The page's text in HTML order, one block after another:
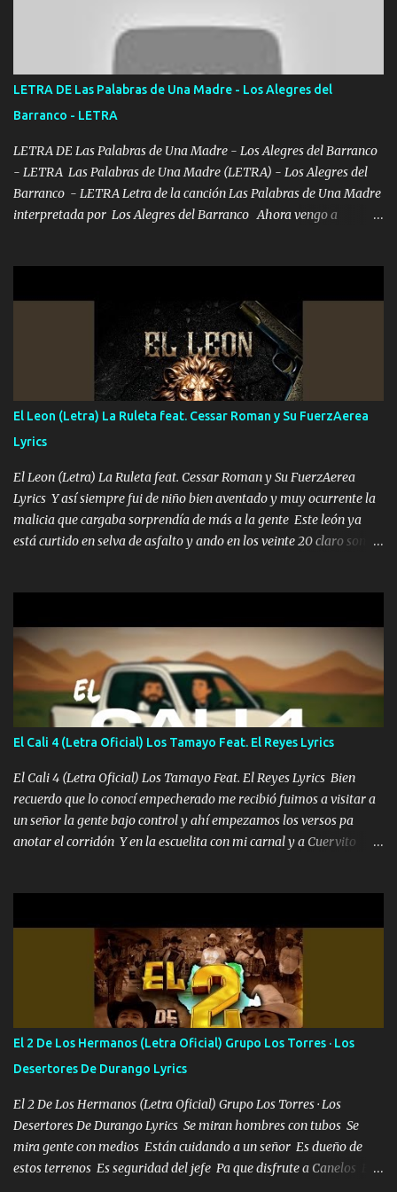
me fajó una Glock siempre armado todas las generaciones yo
traigo El chiste es que hago lo que quiero pues así soy me mandó
yo tengo el control a todos yo les paro el dedo soy hocicon un
malcriado un malandrón Que Les importa no saben nada falsas
las risas las que me miran hay gente corriente no quieren ve...
LETRA DE Las Palabras de Una Madre - Los Alegres del
Barranco - LETRA
LETRA DE Las Palabras de Una Madre - Los Alegres del Barranco
- LETRA Las Palabras de Una Madre (LETRA) - Los Alegres del
Barranco - LETRA Letra de la canción Las Palabras de Una Madre
interpretada por Los Alegres del Barranco Ahora vengo a
quiso, él tiempo sigue pasando y nunca te olvidaremos, aquí
seguiré esperando hasta volvernos a vernos El recuerdo que yo
tengo de mi mente no se va, en mi corazón me llevo lo mismo que
tu papá, a veces me pongo triste porque no puedo mirarte, mas se
que tu me escuchas porque tu eres mi gran ángel, El desespero me
llega para reunirme contigo, tu iluminas mi sendero por siempre
serás mi niño, del amor que yo te tengo es co...
El Leon (Letra) La Ruleta feat. Cessar Roman y Su FuerzAerea
Lyrics
El Leon (Letra) La Ruleta feat. Cessar Roman y Su FuerzAerea
Lyrics Y así siempre fui de niño bien aventado y muy ocurrente la
malicia que cargaba sorprendía de más a la gente Este león ya
está curtido en selva de asfalto y ando en los veinte 20 claro son
pa más pues hay charola les voy a dar hasta topar pues no hay de
otra Música Surcando bien mi camino voy por mi línea no veo a
los lados aquel que no corre vuela no se me duerm voy chicoteado
Ya pasé varias hazañas ya tienen rato que me agarran el colmillo
de este León los estatales no sé esperaron Al tiro esta la PrimiZa
también la nueve que cargo al lado doy la mano al que su amigo y
al traicionero damos pa abajo Y No me paran aquí hay pa más
pues hay charola les voy a dar hasta topar pues no hay de otra...
El Cali 4 (Letra Oficial) Los Tamayo Feat. El Reyes Lyrics
El Cali 4 (Letra Oficial) Los Tamayo Feat. El Reyes Lyrics Bien
recuerdo que lo conocí empecherado me recibió fuimos a visitar a
un señor la gente bajo control y ahí empezamos los versos pa
anotar el corridón Y en la escuelita con mi carnal y a Cuervito
camisa es color Verde y peleam0s la Bandera por todita a la ciudad
con los drones patrullando la Frontera De Tijuana Bulevares
Bellas Artes me ve en las blancas ya hace falta mi APA FLACO
verde se le extraña pa que sepan Aquí Pura GENTE DE LA RANA 🐸
POR CLAVE ES EL CALI 4 EN LA CIUDAD TIJUANA Música Al
tirante andamos mi carnal atento a cualquier necesidad no porque
se ve limpio el camino nos confiamos al andar y nunca con la
misma piedra me vuelvo a tropezar Cuando ando de enamorado
en corto me tiró a per...
El 2 De Los Hermanos (Letra Oficial) Grupo Los Torres · Los
Desertores De Durango Lyrics
El 2 De Los Hermanos (Letra Oficial) Grupo Los Torres · Los
Desertores De Durango Lyrics Se miran hombres con tubos Se
mira gente con medios Están cuidando a un señor Es dueño de
estos terrenos Es seguridad del jefe Pa que disfrute a Canelos Es